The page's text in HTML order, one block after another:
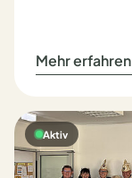
Mehr erfahren
Aktiv